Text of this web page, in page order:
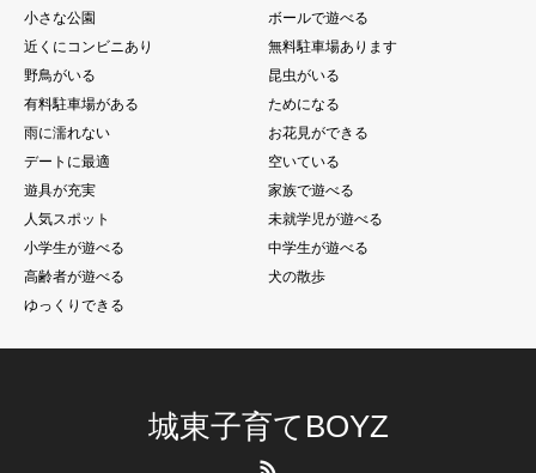
小さな公園
ボールで遊べる
近くにコンビニあり
無料駐車場あります
野鳥がいる
昆虫がいる
有料駐車場がある
ためになる
雨に濡れない
お花見ができる
デートに最適
空いている
遊具が充実
家族で遊べる
人気スポット
未就学児が遊べる
小学生が遊べる
中学生が遊べる
高齢者が遊べる
犬の散歩
ゆっくりできる
城東子育てBOYZ